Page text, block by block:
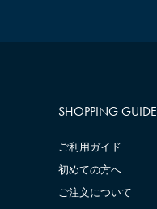
SHOPPING GUIDE
ご利用ガイド
初めての方へ
ご注文について